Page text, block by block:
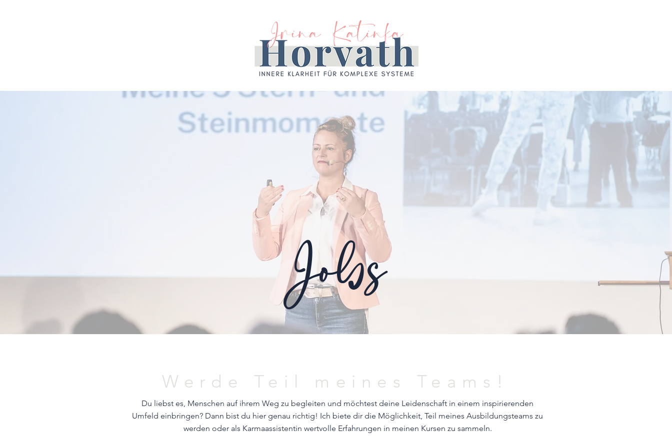
Jobs
Werde Teil meines Teams!
Du liebst es, Menschen auf ihrem Weg zu begleiten und möchtest deine Leidenschaft in einem inspirierenden
Umfeld einbringen? Dann bist du hier genau richtig! Ich biete dir die Möglichkeit, Teil meines Ausbildungsteams zu
werden oder als Karmaassistentin wertvolle Erfahrungen in meinen Kursen zu sammeln.